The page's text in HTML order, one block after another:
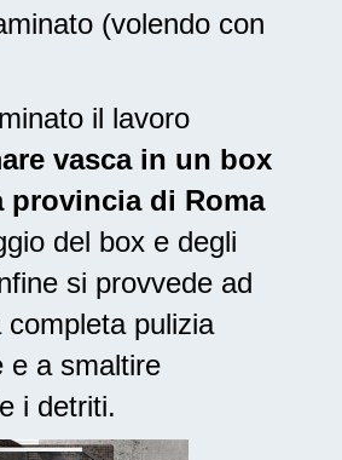
(volendo con
il lavoro
vasca in un box
provincia di Roma
del box e degli
si provvede ad
completa pulizia
e a smaltire
i detriti.